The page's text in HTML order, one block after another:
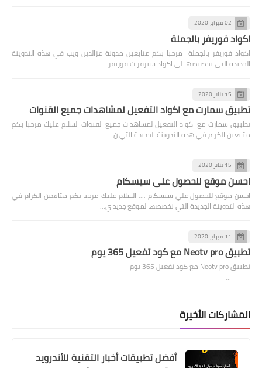
02 فبراير 2020
اكواد فوريفر بالجملة
اكواد فوريفر بالجملة مرحبا بكم متابعين مدونة عزالدين ويب في هذه التدوينة
الجديدة التي نخصيصها لي اكواد سيرفرات فوريفر…
15 يناير 2020
تطبيق سمارت مع اكواد التفعيل لمشاهدات جميع القنوات
تطبيق سمارت مع اكواد التفعيل لمشاهدات جميع القنوات السلام عليك مرحبا بكم
متابعين الكرام في هذه التدوينة الجديدة التي ن…
15 يناير 2020
احسن موقع للحصول علي سيسكام
احسن موقع للحصول علي سيسكام .... السلام عليك مرحبا بكم متابعين الكرام في
هذه التدوينة الجديدة التي نخصصها لموقع جديد ي…
تطبيق Neotv pro مع كود تفعيل 365 يوم
تطبيق Neotv pro مع كود تفعيل 365 يوم
المشاركات الأخيرة
أفضل تطبيقات أخبار التقنية للأندرويد